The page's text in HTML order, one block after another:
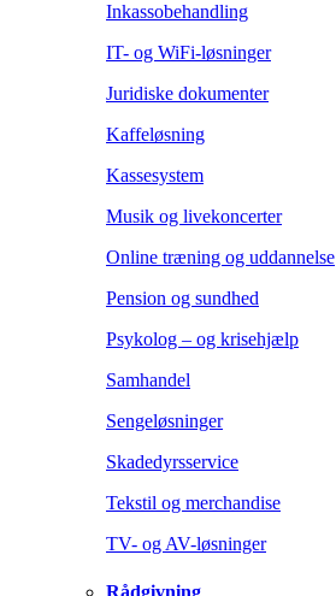
Inkassobehandling
IT- og WiFi-løsninger
Juridiske dokumenter
Kaffeløsning
Kassesystem
Musik og livekoncerter
Online træning og uddannelse
Pension og sundhed
Psykolog – og krisehjælp
Samhandel
Sengeløsninger
Skadedyrsservice
Tekstil og merchandise
TV- og AV-løsninger
Rådgivning